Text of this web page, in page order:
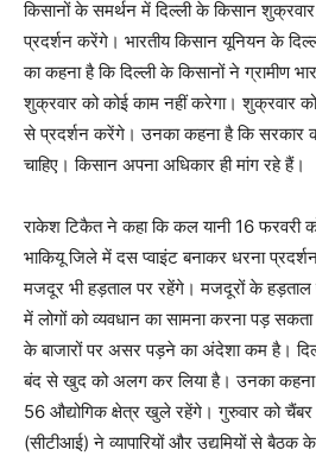
किसानों के समर्थन में दिल्ली के किसान शुक्रवार
प्रदर्शन करेंगे। भारतीय किसान यूनियन के
का कहना है कि दिल्ली के किसानों ने ग्रामीण
शुक्रवार को कोई काम नहीं करेगा। शुक्रवार को
से प्रदर्शन करेंगे। उनका कहना है कि सरकार
चाहिए। किसान अपना अधिकार ही मांग रहे हैं।
राकेश टिकैत ने कहा कि कल यानी 16 फरवरी
भाकियू जिले में दस प्वाइंट बनाकर धरना
मजदूर भी हड़ताल पर रहेंगे। मजदूरों के हड़ताल
में लोगों को व्यवधान का सामना करना पड़
के बाजारों पर असर पड़ने का अंदेशा कम है।
बंद से खुद को अलग कर लिया है। उनका
56 औद्योगिक क्षेत्र खुले रहेंगे। गुरुवार को
(सीटीआई) ने व्यापारियों और उद्यमियों से बैठक